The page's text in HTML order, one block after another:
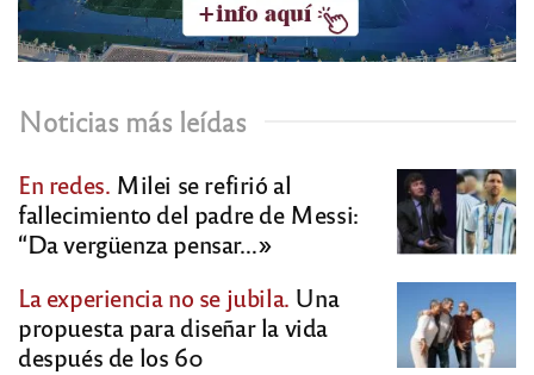
Noticias más leídas
En redes. Milei se refirió al
fallecimiento del padre de Messi:
“Da vergüenza pensar…»
La experiencia no se jubila. Una
propuesta para diseñar la vida
después de los 60